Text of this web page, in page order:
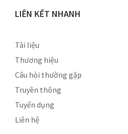
LIÊN KẾT NHANH
Tài liệu
Thương hiệu
Câu hỏi thường gặp
Truyền thông
Tuyển dụng
Liên hệ